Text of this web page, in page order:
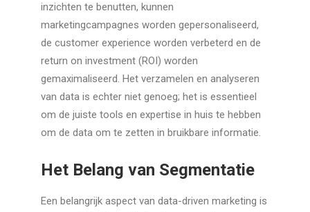
inzichten te benutten, kunnen
marketingcampagnes worden gepersonaliseerd,
de customer experience worden verbeterd en de
return on investment (ROI) worden
gemaximaliseerd. Het verzamelen en analyseren
van data is echter niet genoeg; het is essentieel
om de juiste tools en expertise in huis te hebben
om de data om te zetten in bruikbare informatie.
Het Belang van Segmentatie
Een belangrijk aspect van data-driven marketing is